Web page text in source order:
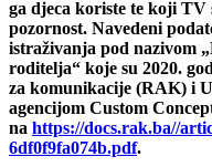
ga djeca koriste te koji
pozornost. Navedeni
istraživanja pod nazivom
roditelja“ koje su 2020.
za komunikacije (RAK) i
agencijom Custom
na https://docs.rak.ba//
6df0f9fa074b.pdf.